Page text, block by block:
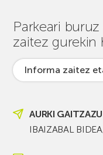
Parkeari
zaitez gurekin
Informa zaitez
AURKI GAITZAZU
IBAIZABAL